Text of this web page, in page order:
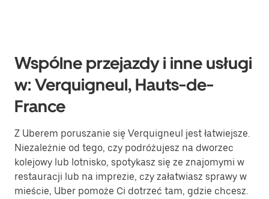
Wspólne przejazdy i inne usługi
w: Verquigneul, Hauts-de-
France
Z Uberem poruszanie się Verquigneul jest łatwiejsze.
Niezależnie od tego, czy podróżujesz na dworzec
kolejowy lub lotnisko, spotykasz się ze znajomymi w
restauracji lub na imprezie, czy załatwiasz sprawy w
mieście, Uber pomoże Ci dotrzeć tam, gdzie chcesz.